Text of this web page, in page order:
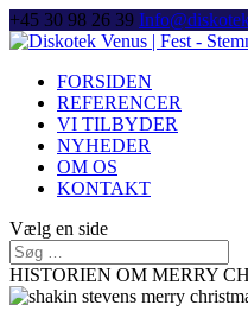
+45 30 98 26 39
FORSIDEN
REFERENCER
VI TILBYDER
NYHEDER
OM OS
KONTAKT
Vælg en side
HISTORIEN OM MERRY